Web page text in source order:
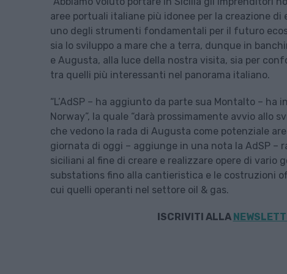
aree portuali italiane più idonee per la creazione
uno degli strumenti fondamentali per il futuro
sia lo sviluppo a mare che a terra, dunque in
e Augusta, alla luce della nostra visita, sia per
tra quelli più interessanti nel panorama italiano.
“L’AdSP – ha aggiunto da parte sua Montalto –
Norway”, la quale “darà prossimamente avvio
che vedono la rada di Augusta come potenziale
giornata di oggi – aggiunge in una nota la AdSP
siciliani al fine di creare e realizzare opere di vario
substations fino alla cantieristica e le costruzioni
cui quelli operanti nel settore oil & gas.
ISCRIVITI ALLA